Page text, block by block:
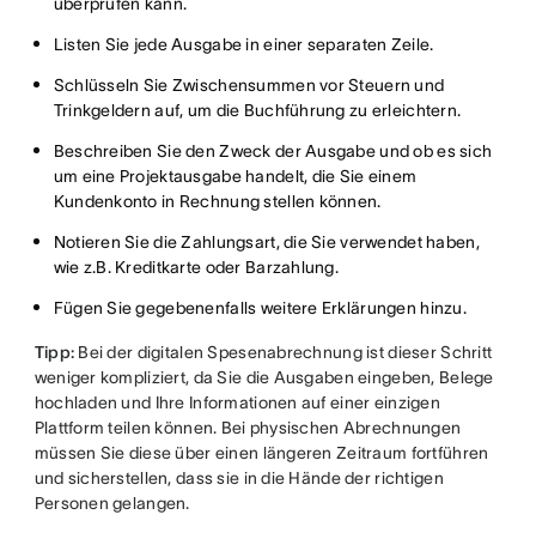
Listen Sie jede Ausgabe in einer separaten Zeile.
Schlüsseln Sie Zwischensummen vor Steuern und
Trinkgeldern auf, um die Buchführung zu erleichtern.
Beschreiben Sie den Zweck der Ausgabe und ob es sich
um eine Projektausgabe handelt, die Sie einem
Kundenkonto in Rechnung stellen können.
Notieren Sie die Zahlungsart, die Sie verwendet haben,
wie z.B. Kreditkarte oder Barzahlung.
Fügen Sie gegebenenfalls weitere Erklärungen hinzu.
Tipp: Bei der digitalen Spesenabrechnung ist dieser Schritt
weniger kompliziert, da Sie die Ausgaben eingeben, Belege
hochladen und Ihre Informationen auf einer einzigen
Plattform teilen können. Bei physischen Abrechnungen
müssen Sie diese über einen längeren Zeitraum fortführen
und sicherstellen, dass sie in die Hände der richtigen
Personen gelangen.